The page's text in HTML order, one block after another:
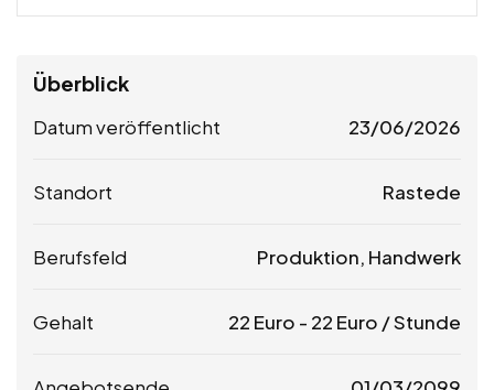
Überblick
Datum veröffentlicht 23/06/2026
Standort Rastede
Berufsfeld Produktion, Handwerk
Gehalt 22 Euro - 22 Euro / Stunde